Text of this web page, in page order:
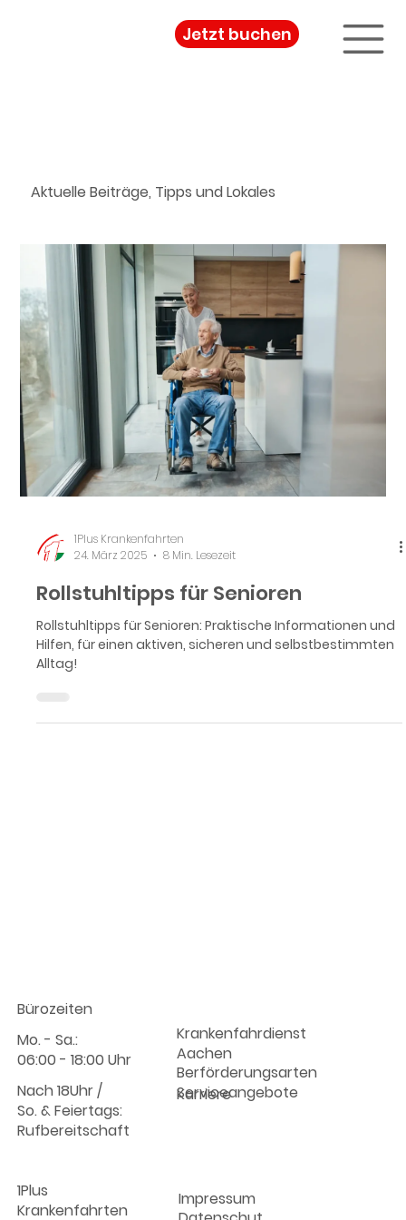
Jetzt buchen
Aktuelle Beiträge, Tipps und Lokales
1Plus Krankenfahrten
24. März 2025
8 Min. Lesezeit
Rollstuhltipps für Senioren
Rollstuhltipps für Senioren: Praktische Informationen und
Hilfen, für einen aktiven, sicheren und selbstbestimmten
Alltag!
Bürozeiten
Mo. - Sa.:
06:00 - 18:00 Uhr
Nach 18Uhr /
So. & Feiertags:
Rufbereitschaft
1Plus
Krankenfahrten
Krankenfahrdienst
Aachen
Berförderungsarten
Serviceangebote
Karriere
Impressum